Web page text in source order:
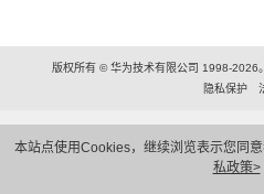
本站点使用Cookies，继续浏览表示您同
私政策>
版权所有 © 华为技术有限公司 1998-
隐私保护